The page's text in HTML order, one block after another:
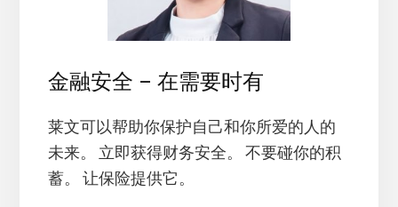
金融安全 – 在需要时有
莱文可以帮助你保护自己和你所爱的人的
未来。 立即获得财务安全。 不要碰你的积
蓄。 让保险提供它。